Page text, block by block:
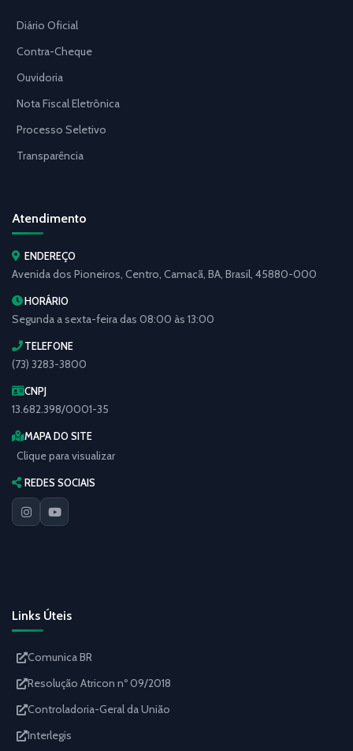
Diário Oficial
Contra-Cheque
Ouvidoria
Nota Fiscal Eletrônica
Processo Seletivo
Transparência
Atendimento
ENDEREÇO
Avenida dos Pioneiros, Centro, Camacã, BA, Brasil, 45880-000
HORÁRIO
Segunda a sexta-feira das 08:00 às 13:00
TELEFONE
(73) 3283-3800
CNPJ
13.682.398/0001-35
MAPA DO SITE
Clique para visualizar
REDES SOCIAIS
Links Úteis
Comunica BR
Resolução Atricon nº 09/2018
Controladoria-Geral da União
Interlegis